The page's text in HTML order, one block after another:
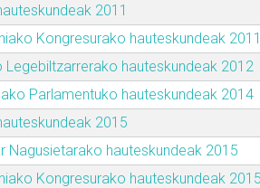
2011
Kongresurako hauteskundeak 2011
Legebiltzarrerako hauteskundeak 2012
Parlamentuko hauteskundeak 2014
2015
Nagusietarako hauteskundeak 2015
Kongresurako hauteskundeak 2015